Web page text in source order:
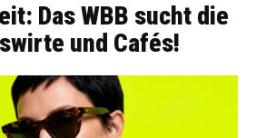
Das WBB sucht die
und Cafés!